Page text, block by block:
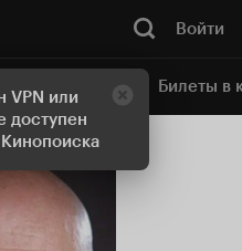
VPN или
доступен
Кинопоиска
Войти
кинотеатр Билеты в